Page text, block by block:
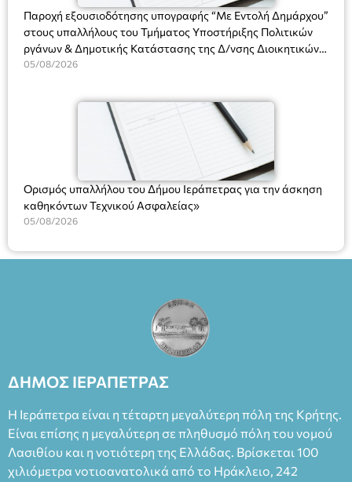
Παροχή εξουσιοδότησης υπογραφής “Με Εντολή Δημάρχου”
στους υπαλλήλους του Τμήματος Υποστήριξης Πολιτικών
ργάνων & Δημοτικής Κατάστασης της Δ/νσης Διοικητικών
Υπηρεσιών για αποφάσεις, πιστοποιητικά, πράξεις και
(Ν. 5314/2026).»
05/08/2026
Ορισμός υπαλλήλου του Δήμου Ιεράπετρας για την άσκηση
καθηκόντων Τεχνικού Ασφαλείας»
05/08/2026
ΔΗΜΟΣ ΙΕΡΑΠΕΤΡΑΣ
Η Ιεράπετρα είναι η τέταρτη μεγαλύτερη πόλη της Κρήτης.
Είναι επίσης η μεγαλύτερη σε πληθυσμό πόλη του νομού
Λασιθίου και η νοτιότερη της Ελλάδας. Βρίσκεται 100
χιλιόμετρα νοτιοανατολικά από το Ηράκλειο, 242